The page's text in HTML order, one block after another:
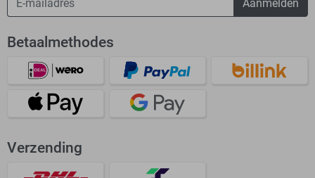
Aanmelden
Betaalmethodes
Verzending